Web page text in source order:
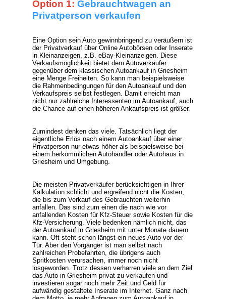
Option 1: Gebrauchtwagen an
Privatperson verkaufen
Eine Option sein Auto gewinnbringend zu veräußern ist
der Privatverkauf über Online Autobörsen oder Inserate
in Kleinanzeigen, z.B. eBay-Kleinanzeigen. Diese
Verkaufsmöglichkeit bietet dem Autoverkäufer
gegenüber dem klassischen Autoankauf in Griesheim
eine Menge Freiheiten. So kann man beispielsweise
die Rahmenbedingungen für den Autoankauf und den
Verkaufspreis selbst festlegen. Damit erreicht man
nicht nur zahlreiche Interessenten im Autoankauf, auch
die Chance auf einen höheren Ankaufspreis ist größer.
Zumindest denken das viele. Tatsächlich liegt der
eigentliche Erlös nach einem Autoankauf über einer
Privatperson nur etwas höher als beispielsweise bei
einem herkömmlichen Autohändler oder Autohaus in
Griesheim und Umgebung.
Die meisten Privatverkäufer berücksichtigen in Ihrer
Kalkulation schlicht und ergreifend nicht die Kosten,
die bis zum Verkauf des Gebrauchten weiterhin
anfallen. Das sind zum einen die nach wie vor
anfallenden Kosten für Kfz-Steuer sowie Kosten für die
Kfz-Versicherung. Viele bedenken nämlich nicht, das
der Autoankauf in Griesheim mit unter Monate dauern
kann. Oft steht schon längst ein neues Auto vor der
Tür. Aber den Vorgänger ist man selbst nach
zahlreichen Probefahrten, die übrigens auch
Spritkosten verursachen, immer noch nicht
losgeworden. Trotz dessen verharren viele an dem Ziel
das Auto in Griesheim privat zu verkaufen und
investieren sogar noch mehr Zeit und Geld für
aufwändig gestaltete Inserate im Internet. Ganz nach